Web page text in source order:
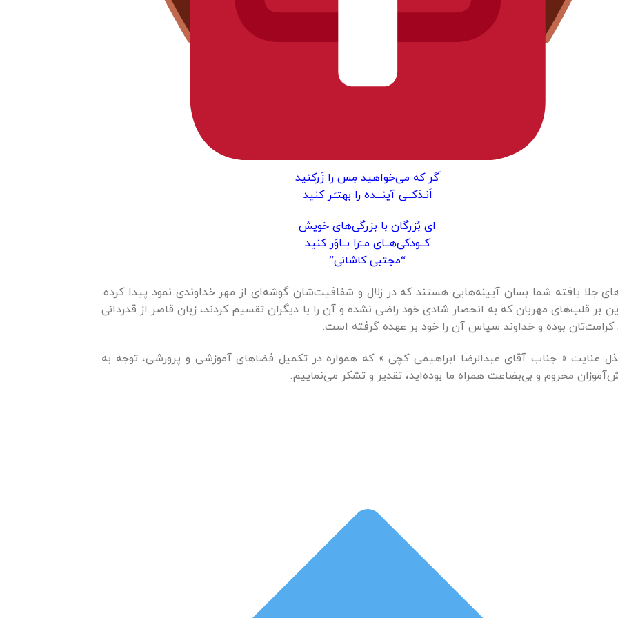
َگر که می‌خواهید مِس را زَرکنید
اَنـدَکــی آینـــده را بهتـَـر کنید
ای بُزرگان با بزرگی‌های خویش
کــودکی‌هــای مــَرا بــاوَر کنید
“مجتبی کاشانی”
جلا یافته شما بسان آیینه‌هایی هستند که در زلال و شفافیت‌شان گوشه‌ای از مهر خداوندی نمود پیدا کرده.
بر قلب‌های مهربان که به انحصار شادی خود راضی نشده و آن را با دیگران تقسیم کردند، زبان قاصر از قدردانی
کرامت‌تان بوده و خداوند سپاس آن را خود بر عهده گرفته است.
عنایت « جناب آقای عبدالرضا ابراهیمی کچی » که همواره در تکمیل فضاهای آموزشی و پرورشی، توجه به
محروم و بی‌بضاعت همراه ما بوده‌اید، تقدیر و تشکر می‌نماییم.